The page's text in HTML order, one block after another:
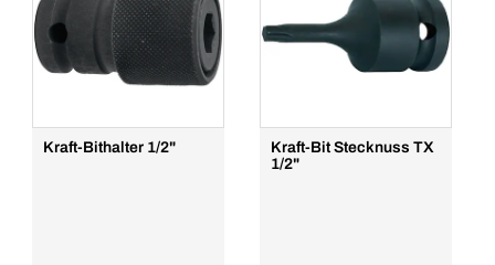
Kraft-Bithalter 1/2"
Kraft-Bit Stecknuss TX
1/2"